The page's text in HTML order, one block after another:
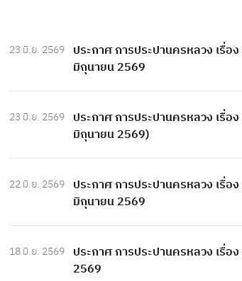
23 มิ.ย. 2569 ประกาศ การประปานครหลวง เรื่
มิถุนายน 2569
23 มิ.ย. 2569 ประกาศ การประปานครหลวง เรื่
มิถุนายน 2569)
22 มิ.ย. 2569 ประกาศ การประปานครหลวง เรื่
มิถุนายน 2569
18 มิ.ย. 2569 ประกาศ การประปานครหลวง เรื่
2569